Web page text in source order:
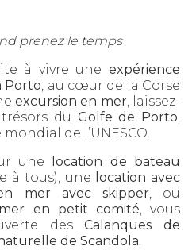
prenez le temps
à vivre une expérience
Porto, au cœur de la Corse
excursion en mer, laissez-
du Golfe de Porto,
de l’UNESCO.
une
location de bateau
à tous), une location avec
mer avec skipper, ou
en petit comité, vous
desCalanques de
de Scandola.